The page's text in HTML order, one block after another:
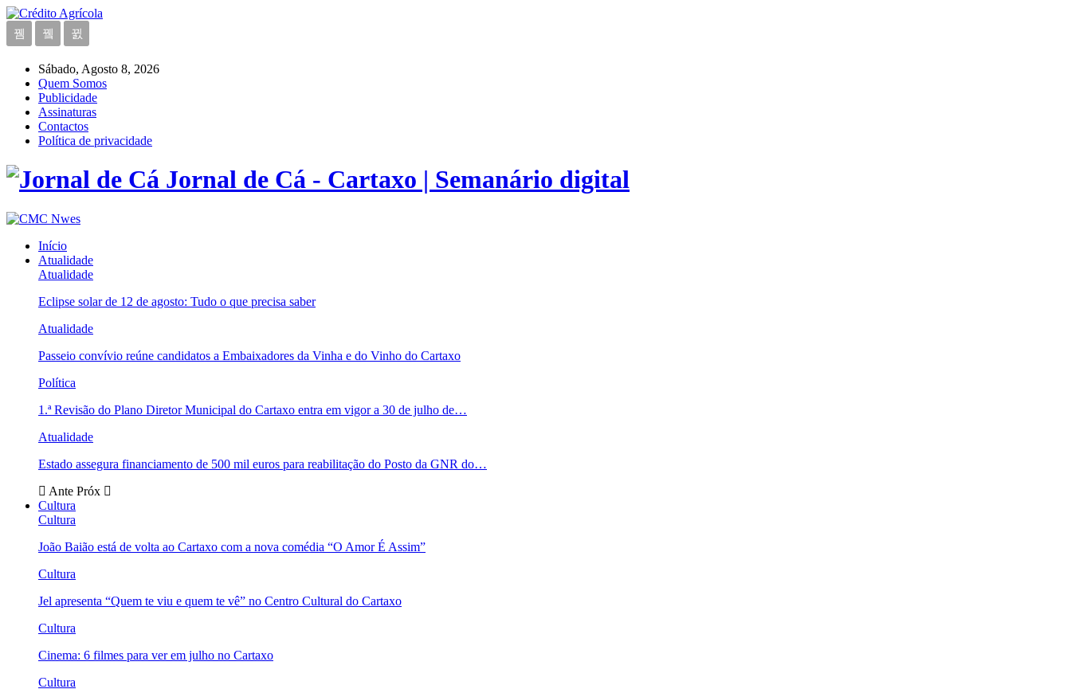
Sábado, Agosto 8, 2026
Quem Somos
Publicidade
Assinaturas
Contactos
Política de privacidade
Jornal de Cá - Cartaxo | Semanário digital
Início
Atualidade
Atualidade
Eclipse solar de 12 de agosto: Tudo o que precisa saber
Atualidade
Passeio convívio reúne candidatos a Embaixadores da Vinha e do Vinho do Cartaxo
Política
1.ª Revisão do Plano Diretor Municipal do Cartaxo entra em vigor a 30 de julho de…
Atualidade
Estado assegura financiamento de 500 mil euros para reabilitação do Posto da GNR do…
Ante Próx
Cultura
Cultura
João Baião está de volta ao Cartaxo com a nova comédia “O Amor É Assim”
Cultura
Jel apresenta “Quem te viu e quem te vê” no Centro Cultural do Cartaxo
Cultura
Cinema: 6 filmes para ver em julho no Cartaxo
Cultura